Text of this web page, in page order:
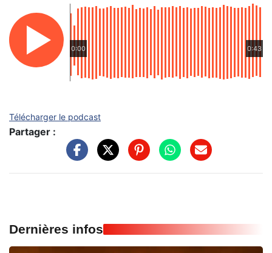
0:00 0:43
Télécharger le podcast
Partager :
Dernières infos